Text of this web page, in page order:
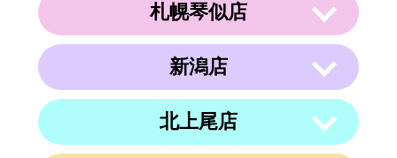
〒003-0002
北海道札幌市白石区東札幌２条２丁目４
午前10時～午後19時
なし
札幌琴似店
〒063-0811
北海道札幌市西区琴似１条５丁目４−１
新潟店
〒950-0962
新潟県新潟市中央区出来島2-1-6
北上尾店